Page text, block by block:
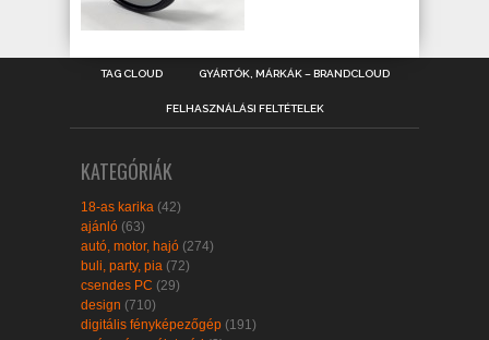
TAG CLOUD GYÁRTÓK, MÁRKÁK – BRANDCLOUD
FELHASZNÁLÁSI FELTÉTELEK
KATEGÓRIÁK
18-as karika (42)
ajánló (63)
autó, motor, hajó (274)
buli, party, pia (72)
csendes PC (29)
design (710)
digitális fényképezőgép (191)